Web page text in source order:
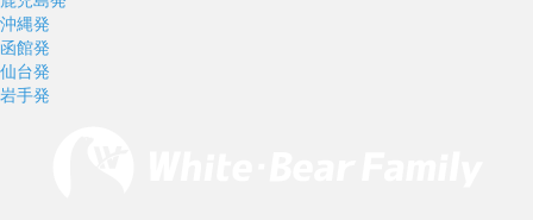
沖縄発
函館発
仙台発
岩手発